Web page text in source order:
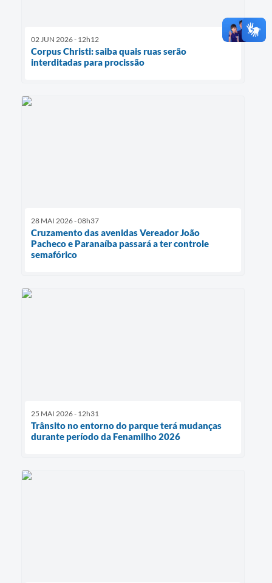
02 JUN 2026 - 12h12
Corpus Christi: saiba quais ruas serão
interditadas para procissão
28 MAI 2026 - 08h37
Cruzamento das avenidas Vereador João
Pacheco e Paranaíba passará a ter controle
semafórico
25 MAI 2026 - 12h31
Trânsito no entorno do parque terá mudanças
durante período da Fenamilho 2026